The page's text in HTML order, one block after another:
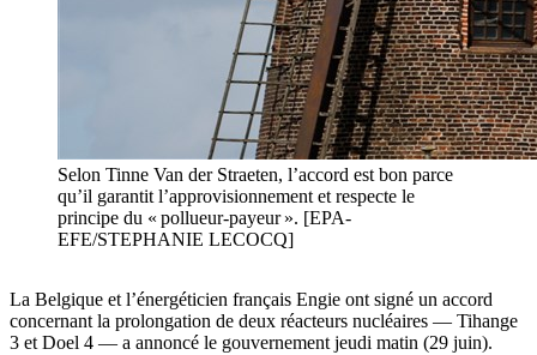
Selon Tinne Van der Straeten, l’accord est bon parce
qu’il garantit l’approvisionnement et respecte le
principe du « pollueur-payeur ». [EPA-
EFE/STEPHANIE LECOCQ]
La Belgique et l’énergéticien français Engie ont signé un accord
concernant la prolongation de deux réacteurs nucléaires — Tihange
3 et Doel 4 — a annoncé le gouvernement jeudi matin (29 juin).